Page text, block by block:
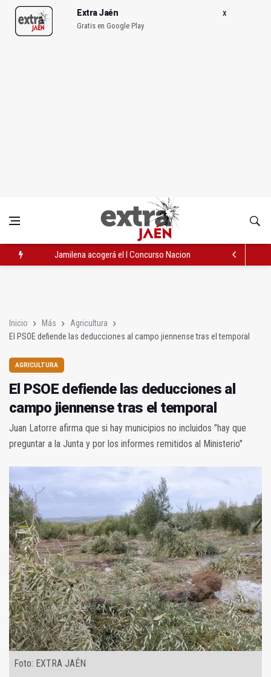
Extra Jaén
Gratis en Google Play
Jamilena acogerá el I Concurso Nacional de Trompa y Piano
Inicio Más
Agricultura
El PSOE defiende las deducciones al campo jiennense tras el temporal
AGRICULTURA
El PSOE defiende las deducciones al
campo jiennense tras el temporal
Juan Latorre afirma que si hay municipios no incluidos "hay que
preguntar a la Junta y por los informes remitidos al Ministerio"
Foto: EXTRA JAÉN